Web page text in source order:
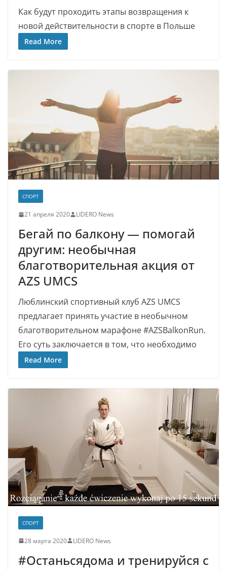
Как будут проходить этапы возвращения к
новой действительности в спорте в Польше
Read More
СПОРТ
21 апреля 2020 LIDERO News
Бегай по балкону — помогай
другим: необычная
благотворительная акция от
AZS UMCS
Люблинский спортивный клуб AZS UMCS
предлагает принять участие в необычном
благотворительном марафоне #AZSBalkonRun.
Его суть заключается в том, что необходимо
Read More
СПОРТ
28 марта 2020 LIDERO News
#Останьсядома и тренируйся с